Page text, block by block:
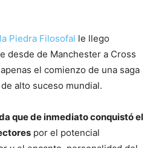
Piedra Filosofal le llego
desde de Manchester a Cross
el comienzo de una saga
alto suceso mundial.
que de inmediato conquistó el
por el potencial